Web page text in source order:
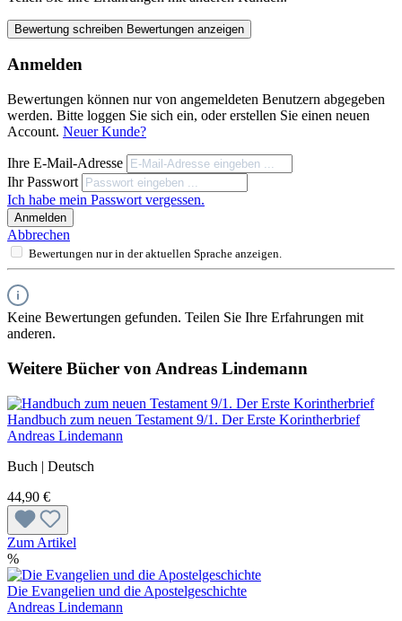
Bewertung schreiben Bewertungen anzeigen
Anmelden
Bewertungen können nur von angemeldeten Benutzern abgegeben
werden. Bitte loggen Sie sich ein, oder erstellen Sie einen neuen
Account. Neuer Kunde?
Ihre E-Mail-Adresse
Ihr Passwort
Ich habe mein Passwort vergessen.
Anmelden
Abbrechen
Bewertungen nur in der aktuellen Sprache anzeigen.
Keine Bewertungen gefunden. Teilen Sie Ihre Erfahrungen mit
anderen.
Weitere Bücher von Andreas Lindemann
Handbuch zum neuen Testament 9/1. Der Erste Korintherbrief
Andreas Lindemann
Buch | Deutsch
44,90 €
Zum Artikel
%
Die Evangelien und die Apostelgeschichte
Andreas Lindemann